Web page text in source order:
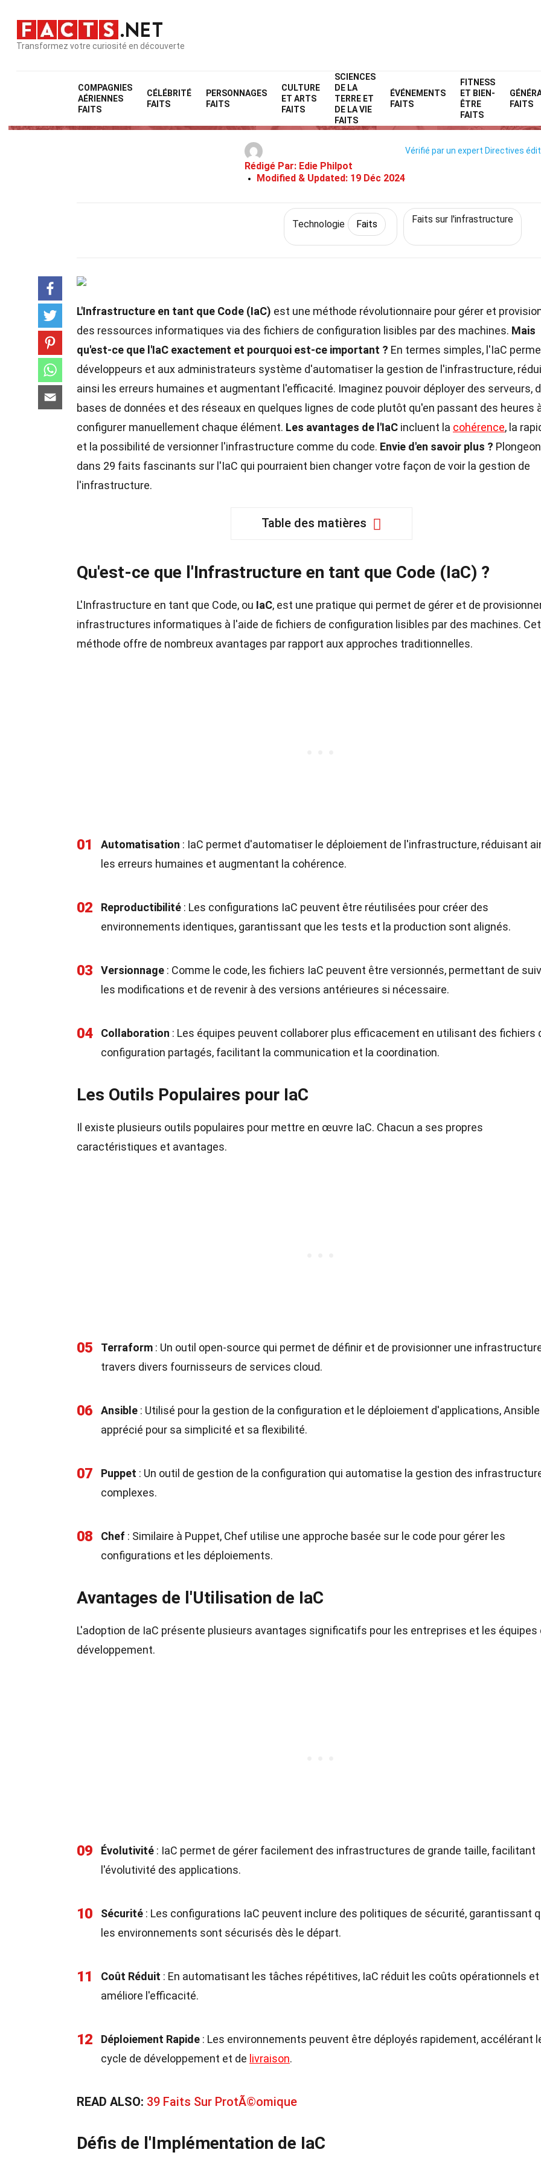
Transformez votre curiosité en découverte
COMPAGNIES
AÉRIENNES
FAITS
CÉLÉBRITÉ
FAITS
PERSONNAGES
FAITS
CULTURE
ET ARTS
FAITS
SCIENCES
DE LA
TERRE ET
DE LA VIE
FAITS
ÉVÉNEMENTS
FAITS
FITNESS
ET BIEN-
ÊTRE
FAITS
FAITS
Home Science TechnologieFaits
29 Faits Sur Infrastructure En Tant Que
Rédigé Par: Edie Philpot
Modified & Updated: 19 Déc 2024
Vérifié par un expert Directives
Technologie Faits Faits sur l'infrastructure
L'Infrastructure en tant que Code (IaC) est une méthode révolutionnaire pour gérer et
des ressources informatiques via des fichiers de configuration lisibles par des machines. Mais
qu'est-ce que l'IaC exactement et pourquoi est-ce important ? En termes simples, l'IaC
développeurs et aux administrateurs système d'automatiser la gestion de l'infrastructure,
ainsi les erreurs humaines et augmentant l'efficacité. Imaginez pouvoir déployer des serveurs,
bases de données et des réseaux en quelques lignes de code plutôt qu'en passant des heures
configurer manuellement chaque élément. Les avantages de l'IaC incluent la cohérence, la
et la possibilité de versionner l'infrastructure comme du code. Envie d'en savoir plus ?
dans 29 faits fascinants sur l'IaC qui pourraient bien changer votre façon de voir la gestion de
l'infrastructure.
Table des matières
Qu'est-ce que l'Infrastructure en tant que Code (IaC) ?
L'Infrastructure en tant que Code, ou IaC, est une pratique qui permet de gérer et de
infrastructures informatiques à l'aide de fichiers de configuration lisibles par des machines.
méthode offre de nombreux avantages par rapport aux approches traditionnelles.
01 Automatisation : IaC permet d'automatiser le déploiement de l'infrastructure, réduisant
les erreurs humaines et augmentant la cohérence.
02 Reproductibilité : Les configurations IaC peuvent être réutilisées pour créer des
environnements identiques, garantissant que les tests et la production sont alignés.
03 Versionnage : Comme le code, les fichiers IaC peuvent être versionnés, permettant de
les modifications et de revenir à des versions antérieures si nécessaire.
04 Collaboration : Les équipes peuvent collaborer plus efficacement en utilisant des fichiers
configuration partagés, facilitant la communication et la coordination.
Les Outils Populaires pour IaC
Il existe plusieurs outils populaires pour mettre en œuvre IaC. Chacun a ses propres
caractéristiques et avantages.
05 Terraform : Un outil open-source qui permet de définir et de provisionner une
travers divers fournisseurs de services cloud.
06 Ansible : Utilisé pour la gestion de la configuration et le déploiement d'applications,
apprécié pour sa simplicité et sa flexibilité.
07 Puppet : Un outil de gestion de la configuration qui automatise la gestion des
complexes.
08 Chef : Similaire à Puppet, Chef utilise une approche basée sur le code pour gérer les
configurations et les déploiements.
Avantages de l'Utilisation de IaC
L'adoption de IaC présente plusieurs avantages significatifs pour les entreprises et les équipes
développement.
09 Évolutivité : IaC permet de gérer facilement des infrastructures de grande taille, facilitant
l'évolutivité des applications.
10 Sécurité : Les configurations IaC peuvent inclure des politiques de sécurité, garantissant
les environnements sont sécurisés dès le départ.
11 Coût Réduit : En automatisant les tâches répétitives, IaC réduit les coûts opérationnels et
améliore l'efficacité.
12 Déploiement Rapide : Les environnements peuvent être déployés rapidement, accélérant
cycle de développement et de livraison.
READ ALSO: 39 Faits Sur ProtÃ©omique
Défis de l'Implémentation de IaC